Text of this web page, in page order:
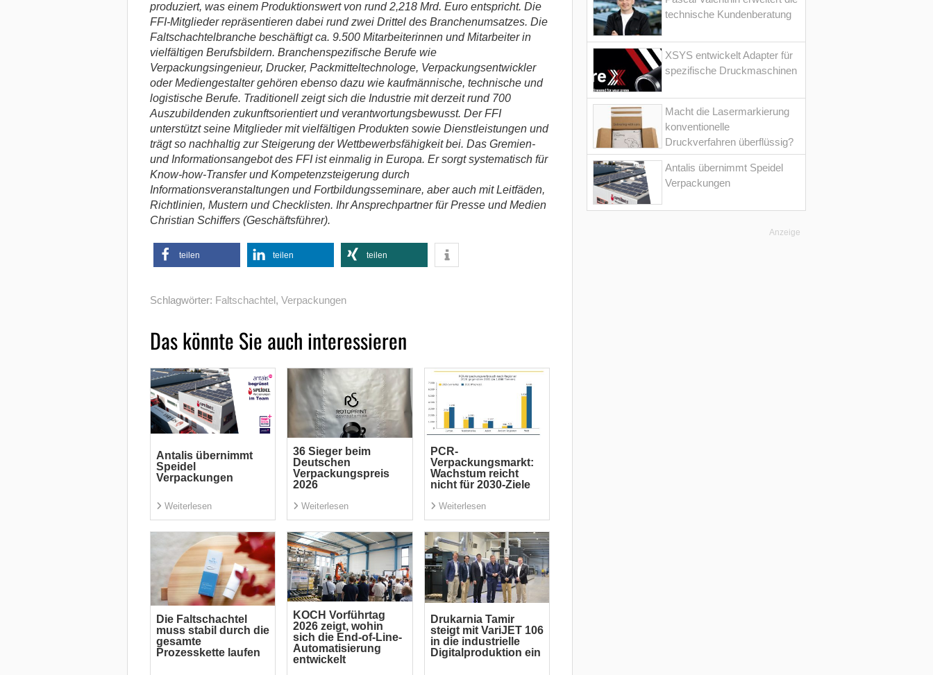
produziert, was einem Produktionswert von rund 2,218 Mrd. Euro entspricht. Die
FFI-Mitglieder repräsentieren dabei rund zwei Drittel des Branchenumsatzes. Die
Faltschachtelbranche beschäftigt ca. 9.500 Mitarbeiterinnen und Mitarbeiter in
vielfältigen Berufsbildern. Branchenspezifische Berufe wie
Verpackungsingenieur, Drucker, Packmitteltechnologe, Verpackungsentwickler
oder Mediengestalter gehören ebenso dazu wie kaufmännische, technische und
logistische Berufe. Traditionell zeigt sich die Industrie mit derzeit rund 700
Auszubildenden zukunftsorientiert und verantwortungsbewusst. Der FFI
unterstützt seine Mitglieder mit vielfältigen Produkten sowie Dienstleistungen und
trägt so nachhaltig zur Steigerung der Wettbewerbsfähigkeit bei. Das Gremien-
und Informationsangebot des FFI ist einmalig in Europa. Er sorgt systematisch für
Know-how-Transfer und Kompetenzsteigerung durch
Informationsveranstaltungen und Fortbildungsseminare, aber auch mit Leitfäden,
Richtlinien, Mustern und Checklisten. Ihr Ansprechpartner für Presse und Medien
Christian Schiffers (Geschäftsführer).
teilen teilen teilen
Schlagwörter: Faltschachtel, Verpackungen
Das könnte Sie auch interessieren
Antalis übernimmt
Speidel
Verpackungen
Weiterlesen
36 Sieger beim
Deutschen
Verpackungspreis
2026
Weiterlesen
PCR-
Verpackungsmarkt:
Wachstum reicht
nicht für 2030-Ziele
Weiterlesen
Die Faltschachtel
muss stabil durch die
gesamte
Prozesskette laufen
KOCH Vorführtag
2026 zeigt, wohin
sich die End-of-Line-
Automatisierung
entwickelt
Drukarnia Tamir
steigt mit VariJET 106
in die industrielle
Digitalproduktion ein
technische Kundenberatung
XSYS entwickelt Adapter für
spezifische Druckmaschinen
Macht die Lasermarkierung
konventionelle
Druckverfahren überflüssig?
Antalis übernimmt Speidel
Verpackungen
Anzeige